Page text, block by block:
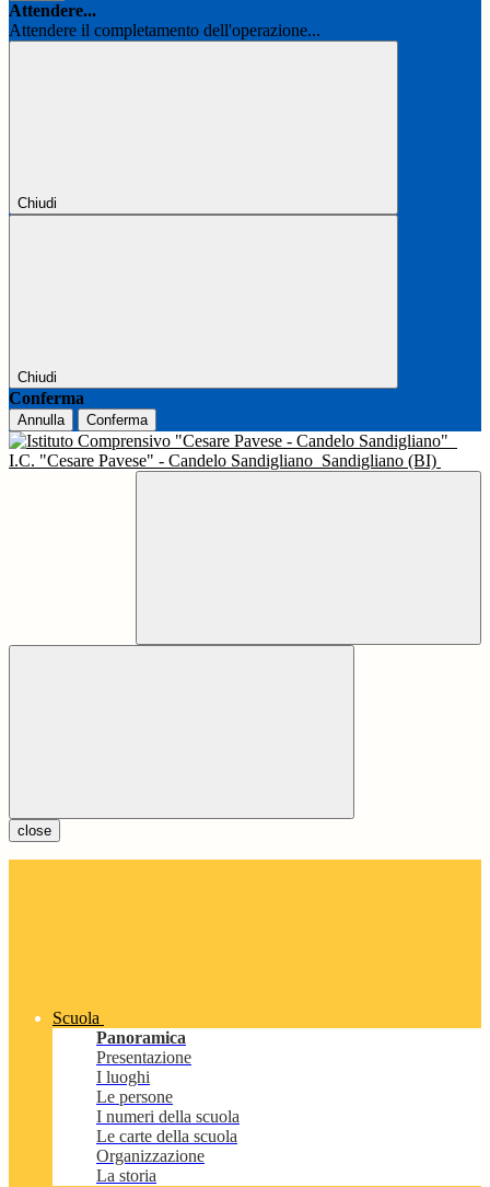
Attendere...
Attendere il completamento dell'operazione...
Chiudi
Chiudi
Conferma
Annulla Conferma
I.C. "Cesare Pavese" - Candelo Sandigliano Sandigliano (BI)
close
Scuola
Panoramica
Presentazione
I luoghi
Le persone
I numeri della scuola
Le carte della scuola
Organizzazione
La storia